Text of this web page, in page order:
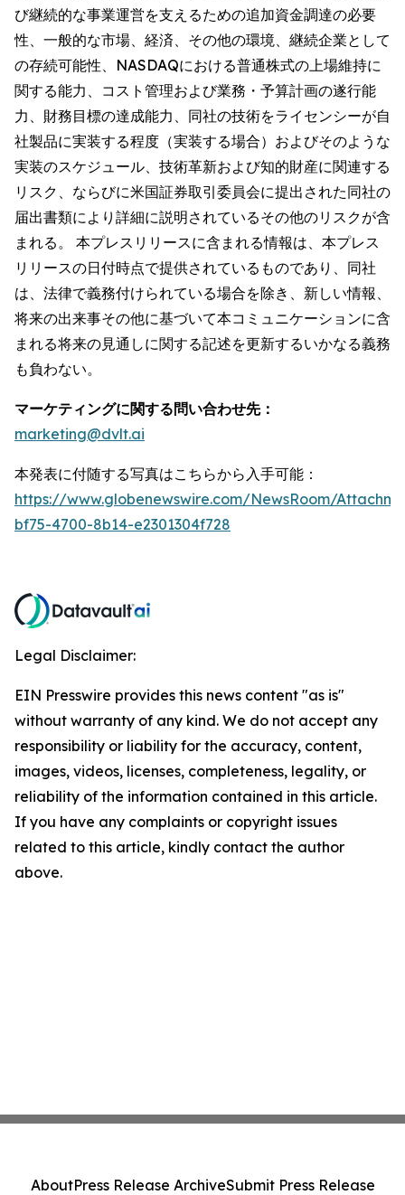
び継続的な事業運営を支えるための追加資金調達の必要
性、一般的な市場、経済、その他の環境、継続企業として
の存続可能性、NASDAQにおける普通株式の上場維持に
関する能力、コスト管理および業務・予算計画の遂行能
力、財務目標の達成能力、同社の技術をライセンシーが自
社製品に実装する程度（実装する場合）およびそのような
実装のスケジュール、技術革新および知的財産に関連する
リスク、ならびに米国証券取引委員会に提出された同社の
届出書類により詳細に説明されているその他のリスクが含
まれる。 本プレスリリースに含まれる情報は、本プレス
リリースの日付時点で提供されているものであり、同社
は、法律で義務付けられている場合を除き、新しい情報、
将来の出来事その他に基づいて本コミュニケーションに含
まれる将来の見通しに関する記述を更新するいかなる義務
も負わない。
マーケティングに関する問い合わせ先：
marketing@dvlt.ai
本発表に付随する写真はこちらから入手可能：
https://www.globenewswire.com/NewsRoom/
bf75-4700-8b14-e2301304f728
Legal Disclaimer:
EIN Presswire provides this news content "as is"
without warranty of any kind. We do not accept any
responsibility or liability for the accuracy, content,
images, videos, licenses, completeness, legality, or
reliability of the information contained in this article.
If you have any complaints or copyright issues
related to this article, kindly contact the author
above.
AboutPress Release ArchiveSubmit Press Release